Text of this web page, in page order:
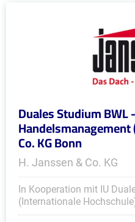
Duales Studium
Handelsmanagement
Co. KG Bonn
H. Janssen & Co. KG
In Kooperation mit IU
(Internationale